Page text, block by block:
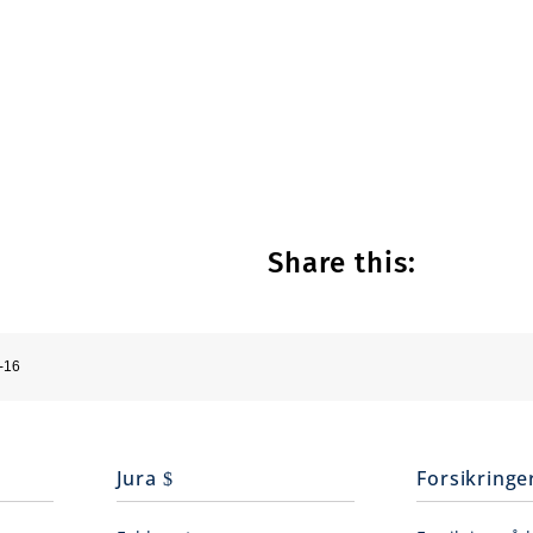
Share this:
16
Jura